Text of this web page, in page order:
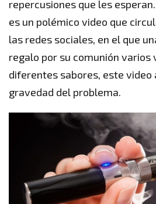
repercusiones que les
es un polémico video que
las redes sociales, en el que
regalo por su comunión varios
diferentes sabores, este video
gravedad del problema.